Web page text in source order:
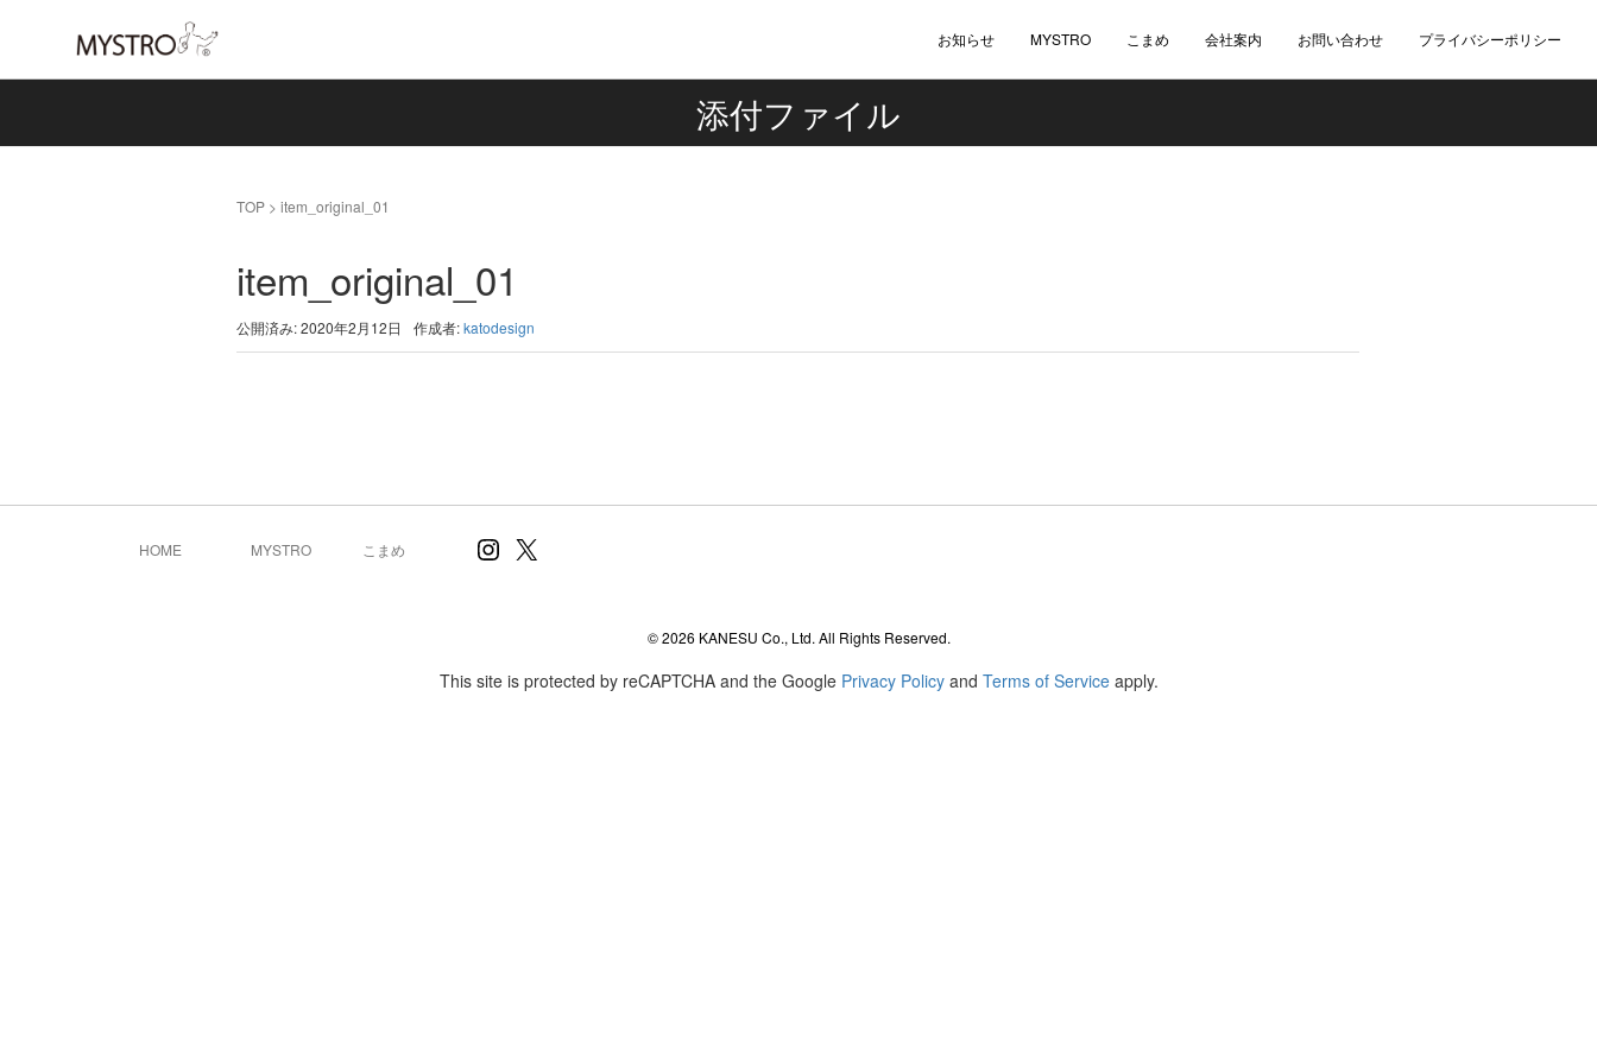
お知らせ MYSTRO こまめ 会社案内 お問い合わせ プライバシーポリシー
添付ファイル
TOP >item_original_01
item_original_01
公開済み: 2020年2月12日 作成者:katodesign
HOME MYSTRO こまめ Instagram
X
© 2026 KANESU Co., Ltd. All Rights Reserved.
This site is protected by reCAPTCHA and the Google Privacy Policyand Terms of Serviceapply.